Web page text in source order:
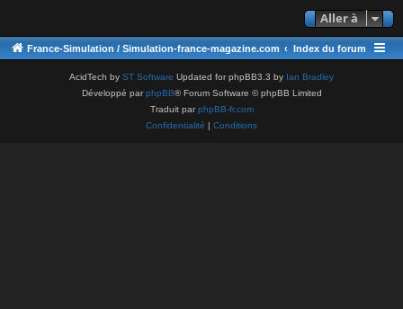
Aller à
France-Simulation / Simulation-france-magazine.com Index du forum
AcidTech by ST Software Updated for phpBB3.3 by Ian Bradley
Développé parphpBB® Forum Software © phpBB Limited
Traduit parphpBB-fr.com
Confidentialité | Conditions